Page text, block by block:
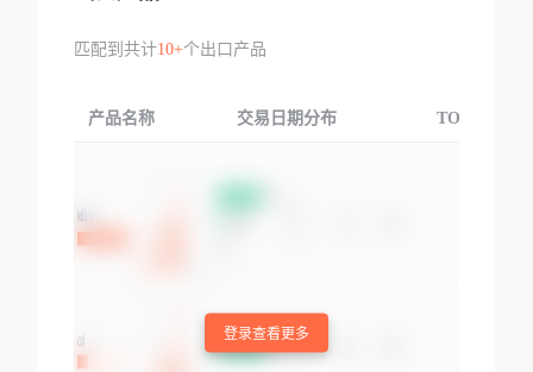
匹配到共计10+个出口产品
产品名称 交易日期分布 TOP3交易国
登录查看更多